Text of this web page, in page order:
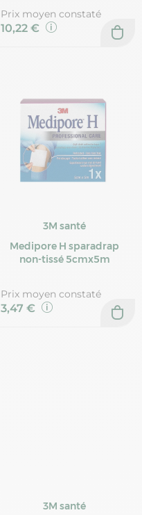
Prix moyen constaté
10,22 €
3M santé
Medipore H sparadrap
non-tissé 5cmx5m
Prix moyen constaté
3,47 €
3M santé